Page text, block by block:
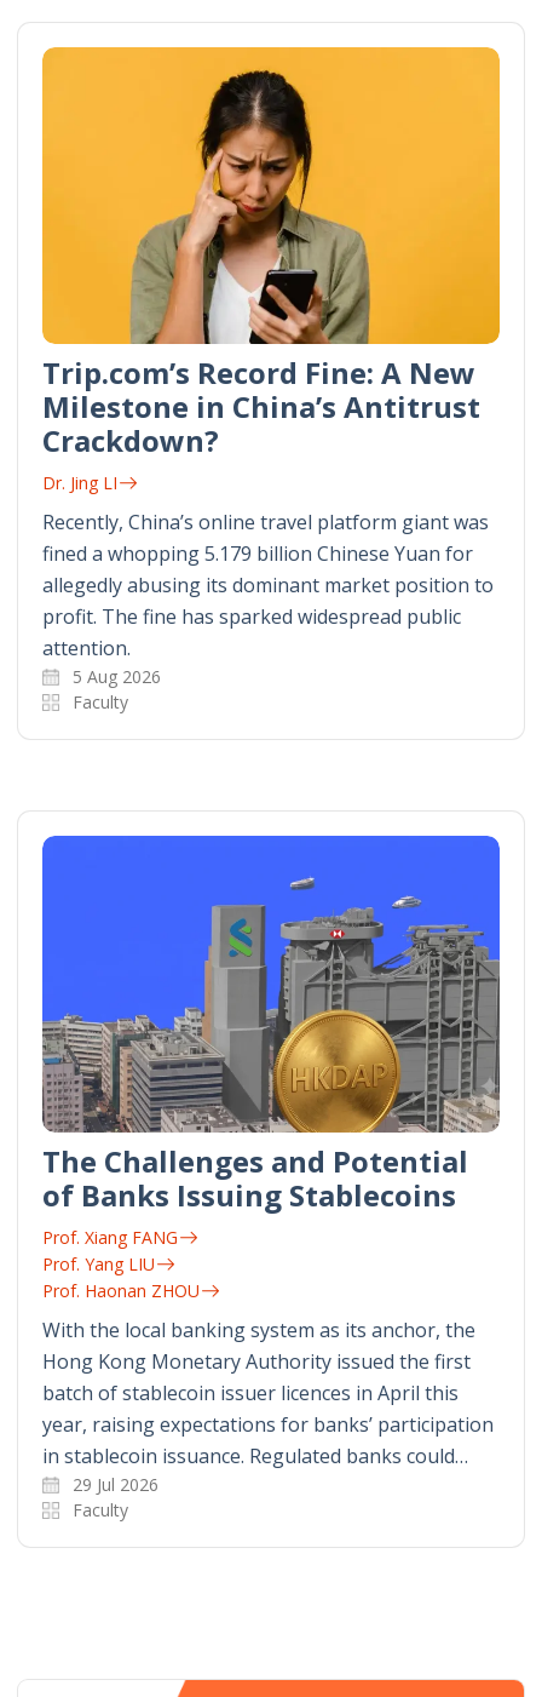
Trip.com’s Record Fine: A New
Milestone in China’s Antitrust
Crackdown?
Dr. Jing LI
Recently, China’s online travel platform giant was
fined a whopping 5.179 billion Chinese Yuan for
allegedly abusing its dominant market position to
profit. The fine has sparked widespread public
attention.
5 Aug 2026
Faculty
The Challenges and Potential
of Banks Issuing Stablecoins
Prof. Xiang FANG
Prof. Yang LIU
Prof. Haonan ZHOU
With the local banking system as its anchor, the
Hong Kong Monetary Authority issued the first
batch of stablecoin issuer licences in April this
year, raising expectations for banks’ participation
in stablecoin issuance. Regulated banks could…
29 Jul 2026
Faculty